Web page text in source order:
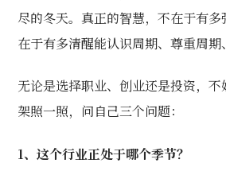
尽的冬天。真正的智慧，不在于有
在于有多清醒能认识周期、尊重周期
无论是选择职业、创业还是投资，
架照一照，问自己三个问题：
1、这个行业正处于哪个季节？